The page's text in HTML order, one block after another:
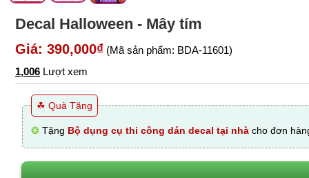
Decal Halloween - Mây tím
Giá: 390,000₫ (Mã sản phẩm: BDA-11601)
1,006 Lượt xem
☘ Quà Tặng
❂ Tặng Bộ dụng cụ thi công dán decal tại nhà cho đơn